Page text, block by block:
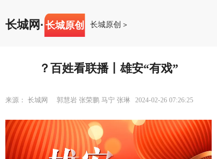
长城网· 长城原创 长城原创 >
？百姓看联播丨雄安“有戏”
来源： 长城网 郭慧岩 张荣鹏 马宁 张琳 2024-02-26 07:26:25